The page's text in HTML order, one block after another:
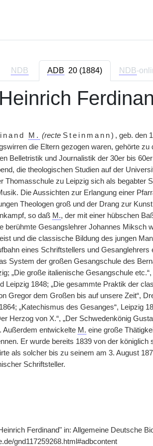
NDB ADB 20 (1884) NDB-
M. (recte Steinmann) , geb. den
die Eltern gezogen waren, gehörte
Belletristik und Journalistik der 30er bis
die theologischen Studien auf der
Thomasschule zu Leipzig sich als begabter
Die Aussichten zur Erlangung einer
Theologen groß und der Drang zur
so daß M., der mit einer hübschen
berühmte Gesangslehrer Johannes Miksch
und die classische Bildung des jungen
eines Schriftstellers und
System der großen Gesangschule des
„Die große italienische Gesangschule
Leipzig 1848; „Die gesammte Praktik der
Gregor dem Großen bis auf unsere Zeit“,
„Katechismus des Gesanges“, Leipzig
Herzog von X.“, „Der Schwedenkönig
Außerdem entwickelte M. eine große
Er wurde bereits 1839 von der
als solcher bis zu seinem am 3. August
Schriftsteller.
Ferdinand" in: Allgemeine Deutsche
gnd117259268.html#adbcontent